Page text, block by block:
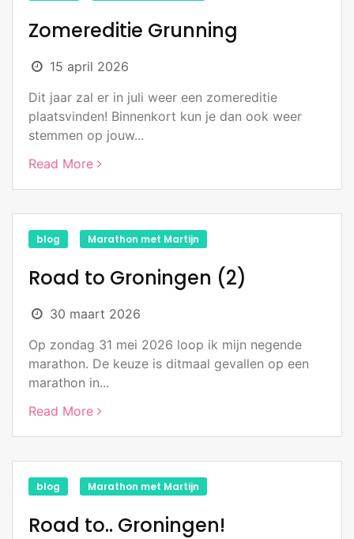
Zomereditie Grunning
15 april 2026
Dit jaar zal er in juli weer een zomereditie
plaatsvinden! Binnenkort kun je dan ook weer
stemmen op jouw...
Read More
blog Marathon met Martijn
Road to Groningen (2)
30 maart 2026
Op zondag 31 mei 2026 loop ik mijn negende
marathon. De keuze is ditmaal gevallen op een
marathon in...
Read More
blog Marathon met Martijn
Road to.. Groningen!